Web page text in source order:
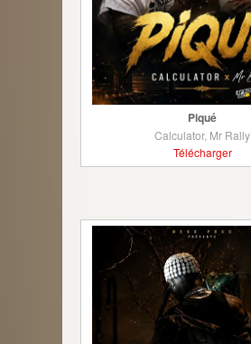
Piqué
Calculator, Mr Rally
Télécharger